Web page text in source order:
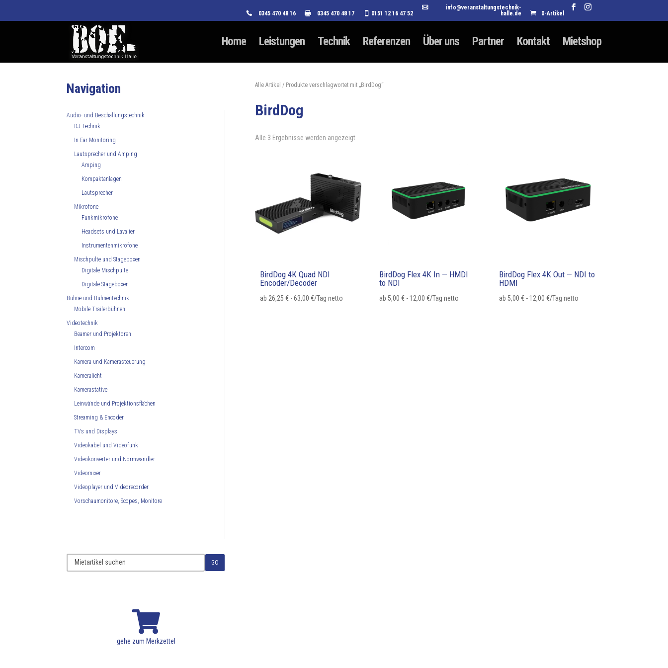
0345 470 48 16 0345 470 48 17 0151 12 16 47 52
info@veranstaltungstechnik-
halle.de
0-Artikel
Home Leistungen Technik Referenzen Über uns Partner Kontakt Mietshop
Navigation
Audio- und Beschallungstechnik
DJ Technik
In Ear Monitoring
Lautsprecher und Amping
Amping
Kompaktanlagen
Lautsprecher
Mikrofone
Funkmikrofone
Headsets und Lavalier
Instrumentenmikrofone
Mischpulte und Stageboxen
Digitale Mischpulte
Digitale Stageboxen
Bühne und Bühnentechnik
Mobile Trailerbühnen
Videotechnik
Beamer und Projektoren
Intercom
Kamera und Kamerasteuerung
Kameralicht
Kamerastative
Leinwände und Projektionsflächen
Streaming & Encoder
TVs und Displays
Videokabel und Videofunk
Videokonverter und Normwandler
Videomixer
Videoplayer und Videorecorder
Vorschaumonitore, Scopes, Monitore
GO

gehe zum Merkzettel
Alle Artikel / Produkte verschlagwortet mit „BirdDog“
BirdDog
Alle 3 Ergebnisse werden angezeigt
BirdDog 4K Quad NDI
Encoder/Decoder
ab 26,25 €-63,00 €/Tag netto
BirdDog Flex 4K In — HMDI
to NDI
ab5,00€ - 12,00€/Tag netto
BirdDog Flex 4K Out — NDI to
HDMI
ab5,00€ - 12,00€/Tag netto